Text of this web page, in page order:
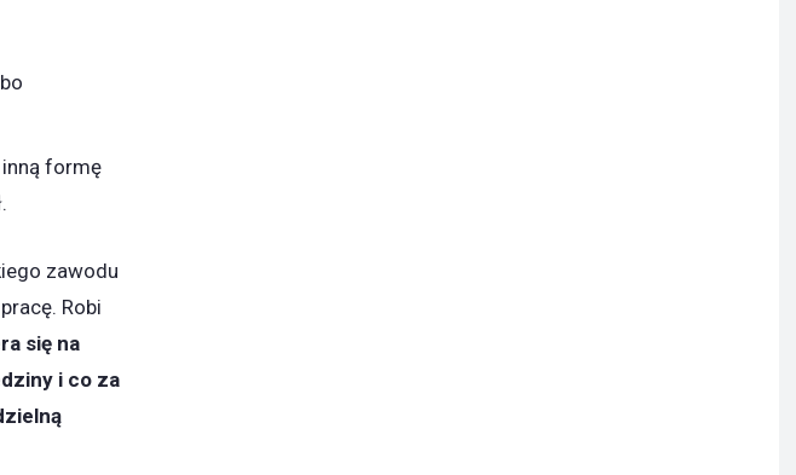
inną formę
zawodu
Robi
się na
i co za